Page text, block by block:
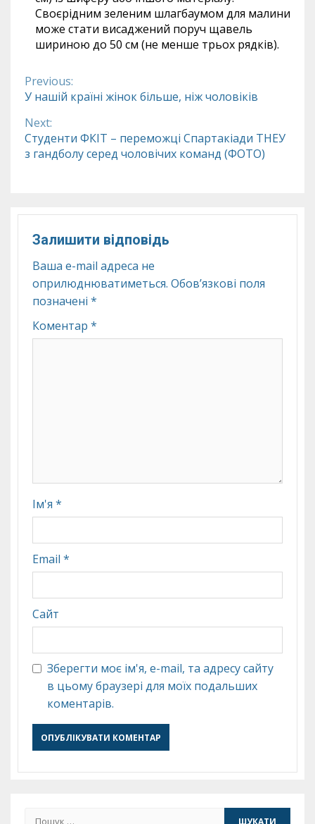
Своєрідним зеленим шлагбаумом для малини
може стати висаджений поруч щавель
шириною до 50 см (не менше трьох рядків).
Continue
Reading
Previous:
У нашій країні жінок більше, ніж чоловіків
Next:
Студенти ФКІТ – переможці Спартакіади ТНЕУ
з гандболу серед чоловічих команд (ФОТО)
Залишити відповідь
Ваша e-mail адреса не
оприлюднюватиметься. Обов’язкові поля
позначені *
Коментар *
Ім'я *
Email *
Сайт
Зберегти моє ім'я, e-mail, та адресу сайту
в цьому браузері для моїх подальших
коментарів.
Пошук: